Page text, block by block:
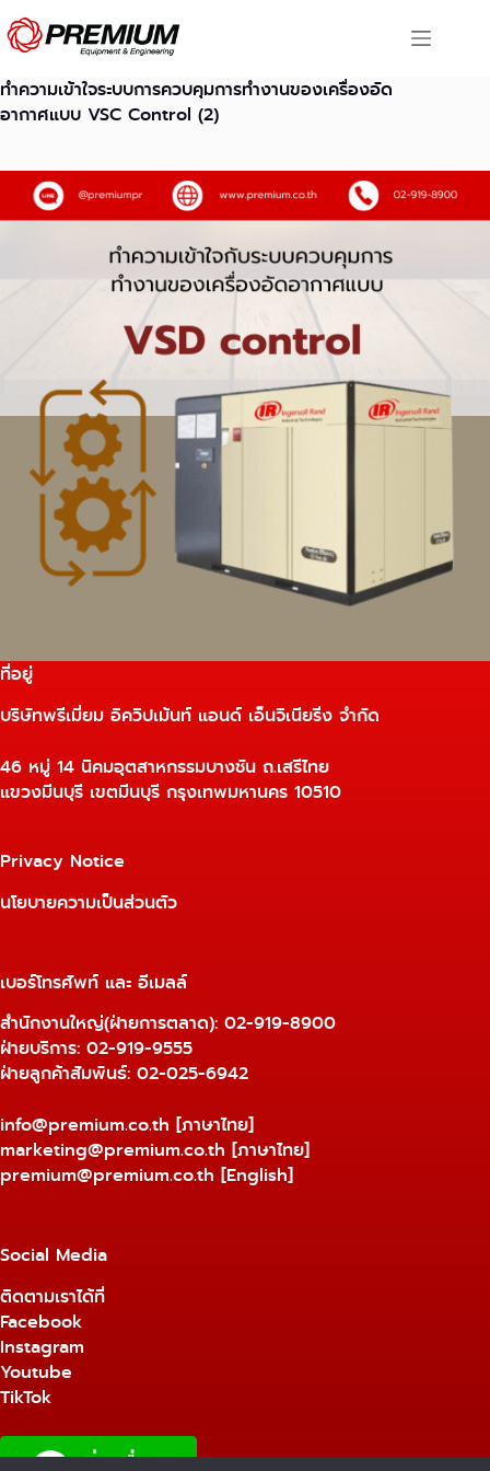
Skip
to
content
ทำความเข้าใจระบบการควบคุมการทำงานของเครื่องอัด
อากาศแบบ VSC Control (2)
ที่อยู่
บริษัทพรีเมี่ยม อิควิปเม้นท์ แอนด์ เอ็นจิเนียริ่ง จำกัด
46 หมู่ 14 นิคมอุตสาหกรรมบางชัน ถ.เสรีไทย
แขวงมีนบุรี เขตมีนบุรี กรุงเทพมหานคร 10510
Privacy Notice
นโยบายความเป็นส่วนตัว
เบอร์โทรศัพท์ และ อีเมลล์
สำนักงานใหญ่(ฝ่ายการตลาด): 02-919-8900
ฝ่ายบริการ: 02-919-9555
ฝ่ายลูกค้าสัมพันธ์: 02-025-6942
info@premium.co.th [ภาษาไทย]
marketing@premium.co.th [ภาษาไทย]
premium@premium.co.th [English]
Social Media
ติดตามเราได้ที่
Facebook
Instagram
Youtube
TikTok